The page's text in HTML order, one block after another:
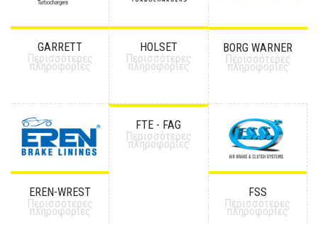
GARRETT
Περισσότερες
πληροφορίες
HOLSET
Περισσότερες
πληροφορίες
BORG WARNER
Περισσότερες
πληροφορίες
EREN-WREST
Περισσότερες
πληροφορίες
FTE - FAG
Περισσότερες
πληροφορίες
FSS
Περισσότερες
πληροφορίες